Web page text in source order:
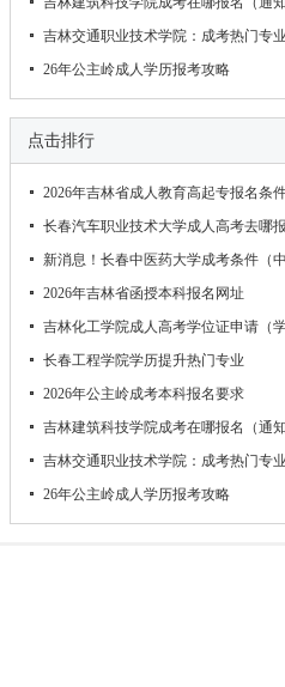
吉林交通职业技术学院：成考热门专业
26年公主岭成人学历报考攻略
点击排行
2026年吉林省成人教育高起专报名条
长春汽车职业技术大学成人高考去哪
新消息！长春中医药大学成考条件（中
2026年吉林省函授本科报名网址
吉林化工学院成人高考学位证申请（学
长春工程学院学历提升热门专业
2026年公主岭成考本科报名要求
吉林建筑科技学院成考在哪报名（通知
吉林交通职业技术学院：成考热门专业
26年公主岭成人学历报考攻略